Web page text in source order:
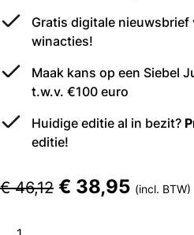
Gratis digitale
winacties!
Maak kans op een Siebel
t.w.v. €100 euro
Huidige editie al in bezit?
editie!
€46,12 € 38,95 incl. BTW